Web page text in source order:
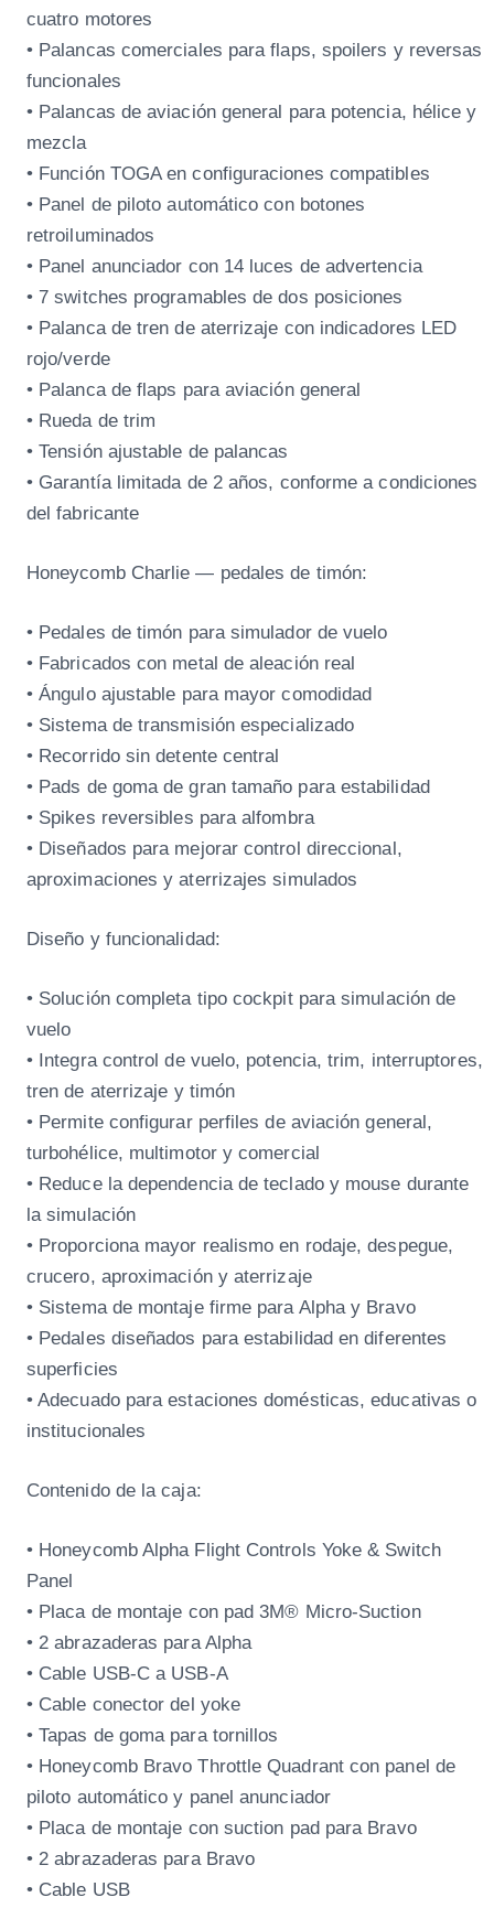
cuatro motores
• Palancas comerciales para flaps, spoilers y reversas
funcionales
• Palancas de aviación general para potencia, hélice y
mezcla
• Función TOGA en configuraciones compatibles
• Panel de piloto automático con botones
retroiluminados
• Panel anunciador con 14 luces de advertencia
• 7 switches programables de dos posiciones
• Palanca de tren de aterrizaje con indicadores LED
rojo/verde
• Palanca de flaps para aviación general
• Rueda de trim
• Tensión ajustable de palancas
• Garantía limitada de 2 años, conforme a condiciones
del fabricante
Honeycomb Charlie — pedales de timón:
• Pedales de timón para simulador de vuelo
• Fabricados con metal de aleación real
• Ángulo ajustable para mayor comodidad
• Sistema de transmisión especializado
• Recorrido sin detente central
• Pads de goma de gran tamaño para estabilidad
• Spikes reversibles para alfombra
• Diseñados para mejorar control direccional,
aproximaciones y aterrizajes simulados
Diseño y funcionalidad:
• Solución completa tipo cockpit para simulación de
vuelo
• Integra control de vuelo, potencia, trim, interruptores,
tren de aterrizaje y timón
• Permite configurar perfiles de aviación general,
turbohélice, multimotor y comercial
• Reduce la dependencia de teclado y mouse durante
la simulación
• Proporciona mayor realismo en rodaje, despegue,
crucero, aproximación y aterrizaje
• Sistema de montaje firme para Alpha y Bravo
• Pedales diseñados para estabilidad en diferentes
superficies
• Adecuado para estaciones domésticas, educativas o
institucionales
Contenido de la caja:
• Honeycomb Alpha Flight Controls Yoke & Switch
Panel
• Placa de montaje con pad 3M® Micro-Suction
• 2 abrazaderas para Alpha
• Cable USB-C a USB-A
• Cable conector del yoke
• Tapas de goma para tornillos
• Honeycomb Bravo Throttle Quadrant con panel de
piloto automático y panel anunciador
• Placa de montaje con suction pad para Bravo
• 2 abrazaderas para Bravo
• Cable USB